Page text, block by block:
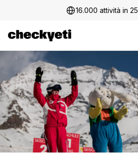
16.000 attività in